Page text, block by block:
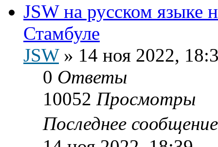
JSW на русском языке
Стамбуле
JSW» 14 ноя 2022,
0 Ответы
10052 Просмотры
Последнее